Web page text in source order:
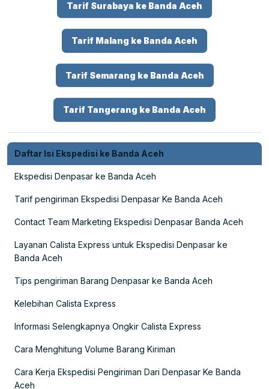
Tarif Surabaya ke Banda Aceh
Tarif Malang ke Banda Aceh
Tarif Semarang ke Banda Aceh
Tarif Tangerang ke Banda Aceh
Daftar Isi Ekspedisi ke Banda Aceh
Ekspedisi Denpasar ke Banda Aceh
Tarif pengiriman Ekspedisi Denpasar Ke Banda Aceh
Contact Team Marketing Ekspedisi Denpasar Banda Aceh
Layanan Calista Express untuk Ekspedisi Denpasar ke
Banda Aceh
Tips pengiriman Barang Denpasar ke Banda Aceh
Kelebihan Calista Express
Informasi Selengkapnya Ongkir Calista Express
Cara Menghitung Volume Barang Kiriman
Cara Kerja Ekspedisi Pengiriman Dari Denpasar Ke Banda
Aceh